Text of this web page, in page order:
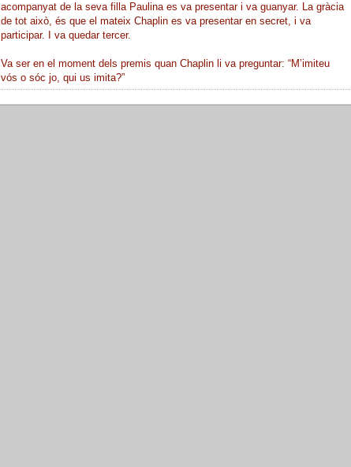
acompanyat de la seva filla Paulina es va presentar i va guanyar. La gràcia
de tot això, és que el mateix Chaplin es va presentar en secret, i va
participar. I va quedar tercer.
Va ser en el moment dels premis quan Chaplin li va preguntar: “M’imiteu
vós o sóc jo, qui us imita?”